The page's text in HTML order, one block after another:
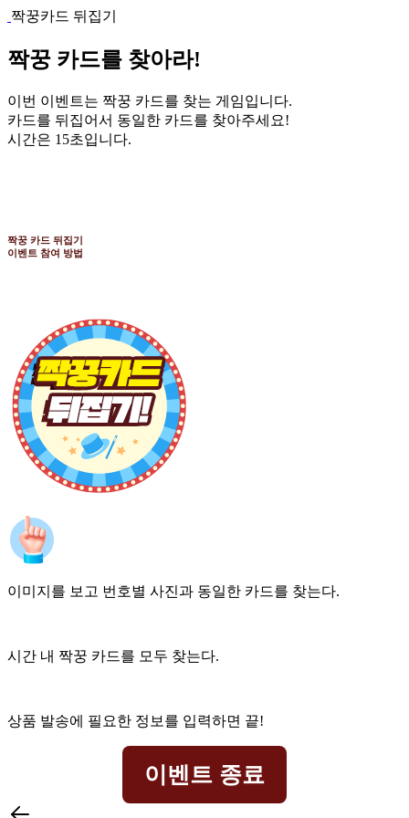
짝꿍카드 뒤집기
짝꿍 카드를 찾아라!
이번 이벤트는 짝꿍 카드를 찾는 게임입니다.
카드를 뒤집어서 동일한 카드를 찾아주세요!
시간은 15초입니다.
짝꿍 카드 뒤집기
이벤트 참여 방법
이미지를 보고 번호별 사진과 동일한 카드를 찾는다.
시간 내 짝꿍 카드를 모두 찾는다.
상품 발송에 필요한 정보를 입력하면 끝!
이벤트 종료